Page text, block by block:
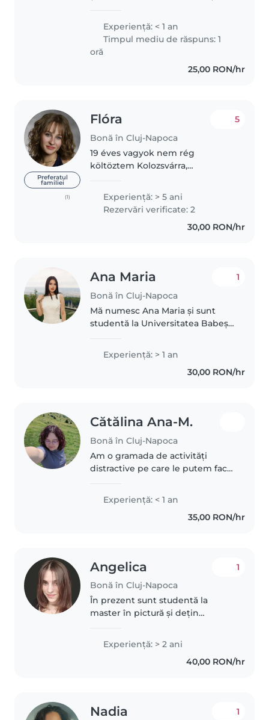
matematică informatică ,dar am
și o latură creativă și atitistică. Pe
timpul vacanței..
Experienţă: < 1 an
Timpul mediu de răspuns: 1
oră
25,00 RON/hr
Preferatul
familiei
(1)
Flóra
Bonă în Cluj-Napoca
5
19 éves vagyok nem rég
költöztem Kolozsvárra,
saját kistestvéreimre vigyáztam
mivel a szüleim rengeteget
utaznak ezért születésük óta én
Experienţă: > 5 ani
Rezervări verificate: 2
30,00 RON/hr
Ana Maria
Bonă în Cluj-Napoca
1
Mă numesc Ana Maria și sunt
studentă la Universitatea Babeș-
Facultatea de Psihologie și
Științe ale Educației,
specializarea Pedagogia
Experienţă: > 1 an
30,00 RON/hr
Cătălina Ana-M.
Bonă în Cluj-Napoca
Am o gramada de activități
distractive pe care le putem face
experienta cu cei mici, așa că
abia aștept să stau cu ei! Sunt
Experienţă: < 1 an
35,00 RON/hr
Angelica
Bonă în Cluj-Napoca
1
În prezent sunt studentă la
master în pictură și dețin
timp de 2 ani ca profesor de arte
plastice, unde am coordonat
ateliere pentru copii de diferite..
Experienţă: > 2 ani
40,00 RON/hr
Nadia 1